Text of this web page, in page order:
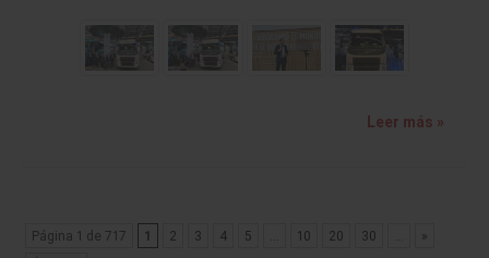
Leer más »
Página 1 de 717 1 2 3 4 5 10 20 30
»